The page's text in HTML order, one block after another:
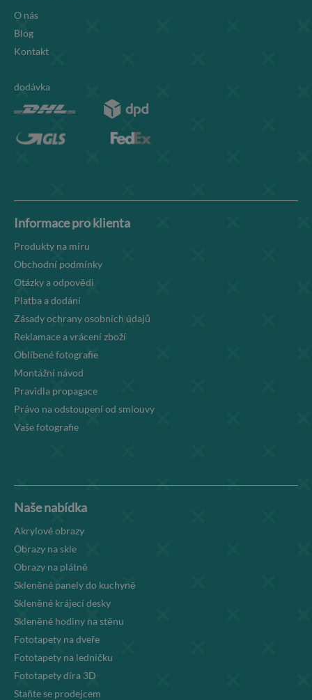
O nás
Blog
Kontakt
dodávka
Informace pro klienta
Produkty na míru
Obchodní podmínky
Otázky a odpovědi
Platba a dodání
Zásady ochrany osobních údajů
Reklamace a vrácení zboží
Oblíbené fotografie
Montážní návod
Pravidla propagace
Právo na odstoupení od smlouvy
Vaše fotografie
Naše nabídka
Akrylové obrazy
Obrazy na skle
Obrazy na plátně
Skleněné panely do kuchyně
Skleněné krájecí desky
Skleněné hodiny na stěnu
Fototapety na dveře
Fototapety na ledničku
Fototapety díra 3D
Staňte se prodejcem